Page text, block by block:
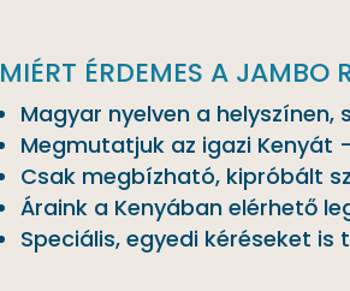
MIÉRT ÉRDEMES A JAMBO
Magyar nyelven a
Megmutatjuk az igazi
Csak megbízható, kipróbált
Áraink a Kenyában elérhető
Speciális, egyedi kéréseket is